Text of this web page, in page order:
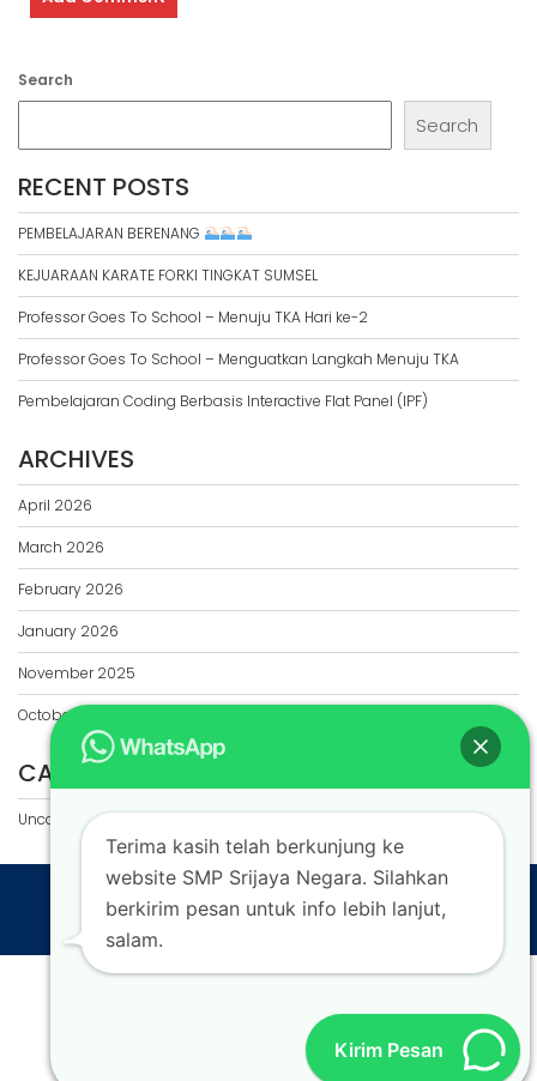
Search
Search
RECENT POSTS
PEMBELAJARAN BERENANG
KEJUARAAN KARATE FORKI TINGKAT SUMSEL
Professor Goes To School – Menuju TKA Hari ke-2
Professor Goes To School – Menguatkan Langkah Menuju TKA
Pembelajaran Coding Berbasis Interactive Flat Panel (IPF)
ARCHIVES
April 2026
March 2026
February 2026
January 2026
November 2025
October 2025
CATEGORIES
Uncategorized
Education Base byAcme Themes
Kirim Pesan
Terima kasih telah berkunjung ke
website SMP Srijaya Negara. Silahkan
berkirim pesan untuk info lebih lanjut,
salam.